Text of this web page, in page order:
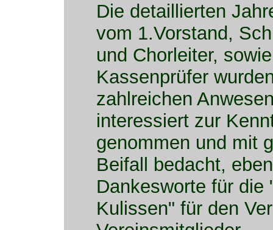
Die detaillierten
vom 1.Vorstand,
und Chorleiter, sowie
Kassenprüfer
zahlreichen
interessiert zur
genommen und mit
Beifall bedacht,
Dankesworte für die
Kulissen" für den